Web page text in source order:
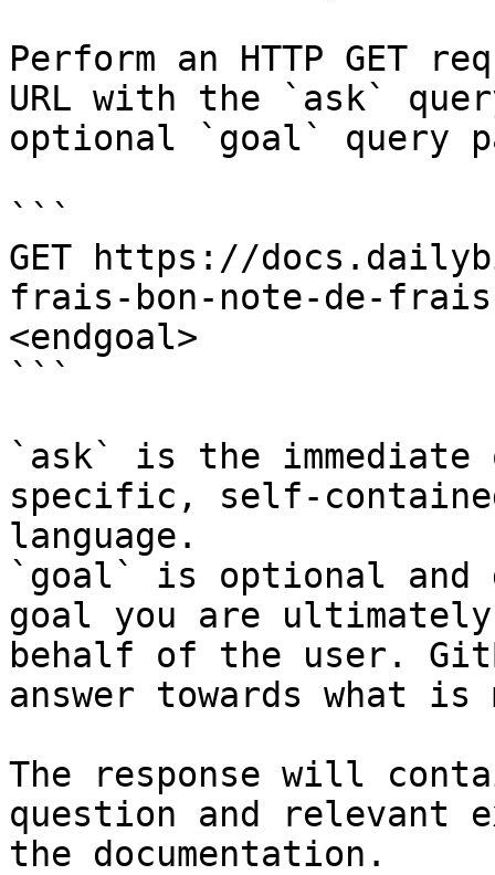
Perform an HTTP GET
URL with the `ask`
optional `goal` query
```
GET https://
frais-bon-note-de-
<endgoal>
```
`ask` is the
specific, self-
language.
`goal` is optional and
goal you are
behalf of the user.
answer towards what
The response will
question and relevant
the documentation.